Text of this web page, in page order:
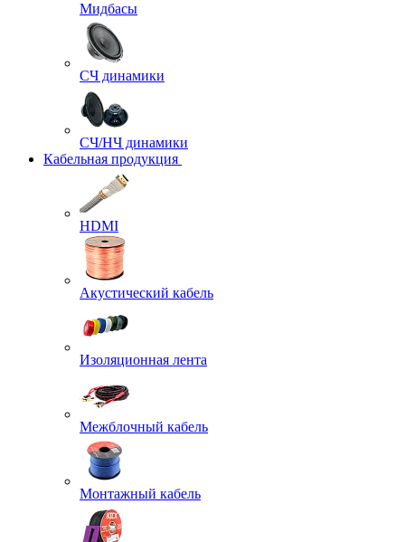
Мидбасы
СЧ динамики
СЧ/НЧ динамики
Кабельная продукция
HDMI
Акустический кабель
Изоляционная лента
Межблочный кабель
Монтажный кабель